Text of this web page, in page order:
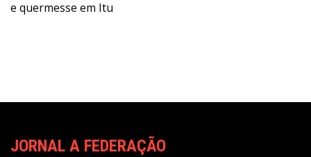
Post
e quermesse em Itu
JORNAL A FEDERAÇÃO